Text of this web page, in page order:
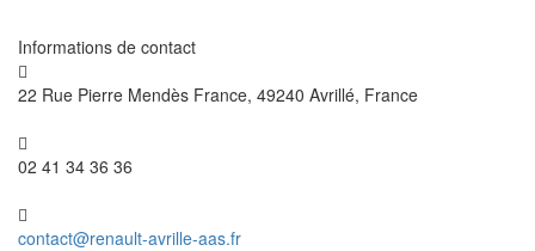
Informations de contact
22 Rue Pierre Mendès France, 49240 Avrillé, France
02 41 34 36 36
contact@renault-avrille-aas.fr